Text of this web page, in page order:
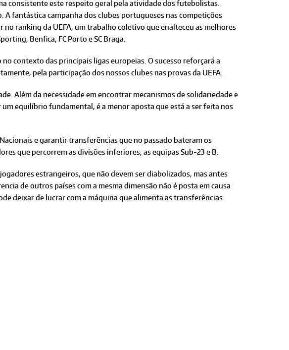
consistente este respeito geral pela atividade dos futebolistas.
fantástica campanha dos clubes portugueses nas competições
ranking da UEFA, um trabalho coletivo que enalteceu as melhores
Benfica, FC Porto e SC Braga.
contexto das principais ligas europeias. O sucesso reforçará a
pela participação dos nossos clubes nas provas da UEFA.
Além da necessidade em encontrar mecanismos de solidariedade e
equilíbrio fundamental, é a menor aposta que está a ser feita nos
e garantir transferências que no passado bateram os
que percorrem as divisões inferiores, as equipas Sub-23 e B.
estrangeiros, que não devem ser diabolizados, mas antes
de outros países com a mesma dimensão não é posta em causa
deixar de lucrar com a máquina que alimenta as transferências